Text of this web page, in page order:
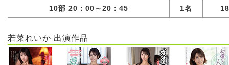
10部 20：00～20：45 1名
若菜れいか 出演作品